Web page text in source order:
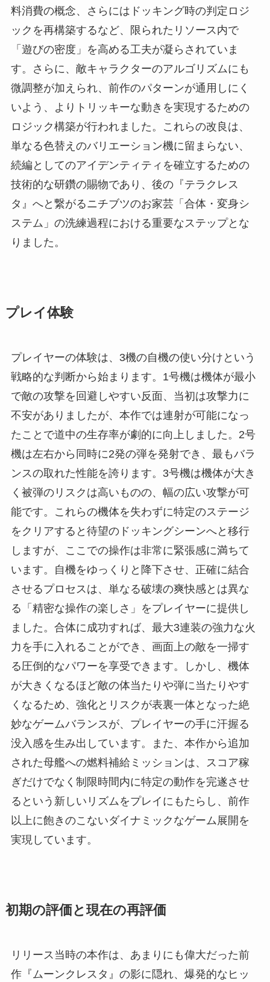
料消費の概念、さらにはドッキング時の判定ロジ
ックを再構築するなど、限られたリソース内で
「遊びの密度」を高める工夫が凝らされていま
す。さらに、敵キャラクターのアルゴリズムにも
微調整が加えられ、前作のパターンが通用しにく
いよう、よりトリッキーな動きを実現するための
ロジック構築が行われました。これらの改良は、
単なる色替えのバリエーション機に留まらない、
続編としてのアイデンティティを確立するための
技術的な研鑽の賜物であり、後の『テラクレス
タ』へと繋がるニチブツのお家芸「合体・変身シ
ステム」の洗練過程における重要なステップとな
りました。
プレイ体験
プレイヤーの体験は、3機の自機の使い分けという
戦略的な判断から始まります。1号機は機体が最小
で敵の攻撃を回避しやすい反面、当初は攻撃力に
不安がありましたが、本作では連射が可能になっ
たことで道中の生存率が劇的に向上しました。2号
機は左右から同時に2発の弾を発射でき、最もバラ
ンスの取れた性能を誇ります。3号機は機体が大き
く被弾のリスクは高いものの、幅の広い攻撃が可
能です。これらの機体を失わずに特定のステージ
をクリアすると待望のドッキングシーンへと移行
しますが、ここでの操作は非常に緊張感に満ちて
います。自機をゆっくりと降下させ、正確に結合
させるプロセスは、単なる破壊の爽快感とは異な
る「精密な操作の楽しさ」をプレイヤーに提供し
ました。合体に成功すれば、最大3連装の強力な火
力を手に入れることができ、画面上の敵を一掃す
る圧倒的なパワーを享受できます。しかし、機体
が大きくなるほど敵の体当たりや弾に当たりやす
くなるため、強化とリスクが表裏一体となった絶
妙なゲームバランスが、プレイヤーの手に汗握る
没入感を生み出しています。また、本作から追加
された母艦への燃料補給ミッションは、スコア稼
ぎだけでなく制限時間内に特定の動作を完遂させ
るという新しいリズムをプレイにもたらし、前作
以上に飽きのこないダイナミックなゲーム展開を
実現しています。
初期の評価と現在の再評価
リリース当時の本作は、あまりにも偉大だった前
作『ムーンクレスタ』の影に隠れ、爆発的なヒッ